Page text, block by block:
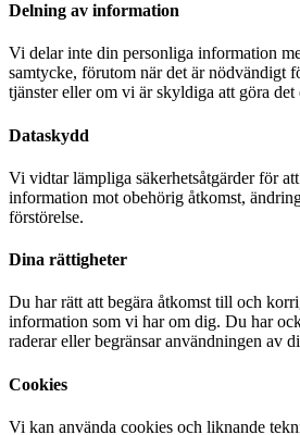
Delning av information
Vi delar inte din personliga information
samtycke, förutom när det är nödvändigt
tjänster eller om vi är skyldiga att göra det
Dataskydd
Vi vidtar lämpliga säkerhetsåtgärder för
information mot obehörig åtkomst,
förstörelse.
Dina rättigheter
Du har rätt att begära åtkomst till och
information som vi har om dig. Du har
raderar eller begränsar användningen av
Cookies
Vi kan använda cookies och liknande